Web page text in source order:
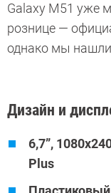
Galaxy M51 уже
рознице —
однако мы
Дизайн и
6,7”,
Plus